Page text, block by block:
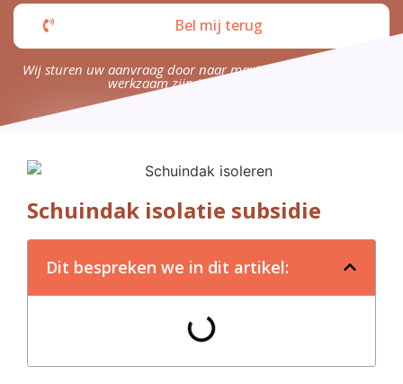
Bel mij terug
Wij sturen uw aanvraag door naar maximaal 4 bedrijven die
werkzaam zijn in uw omgeving.
Schuindak isolatie subsidie
Dit bespreken we in dit artikel: